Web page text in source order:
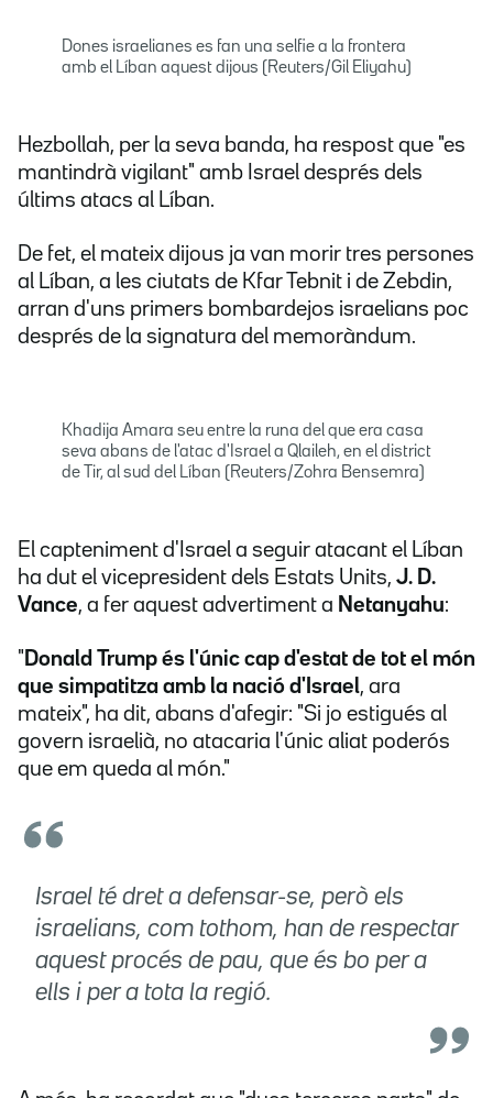
Dones israelianes es fan una selfie a la frontera
amb el Líban aquest dijous (Reuters/Gil Eliyahu)
Hezbollah, per la seva banda, ha respost que "es
mantindrà vigilant" amb Israel després dels
últims atacs al Líban.
De fet, el mateix dijous ja van morir tres persones
al Líban, a les ciutats de Kfar Tebnit i de Zebdin,
arran d'uns primers bombardejos israelians poc
després de la signatura del memoràndum.
Khadija Amara seu entre la runa del que era casa
seva abans de l'atac d'Israel a Qlaileh, en el district
de Tir, al sud del Líban (Reuters/Zohra Bensemra)
El capteniment d'Israel a seguir atacant el Líban
ha dut el vicepresident dels Estats Units, J. D.
Vance, a fer aquest advertiment a Netanyahu:
" Donald Trump és l'únic cap d'estat de tot el món
que simpatitza amb la nació d'Israel, ara
mateix", ha dit, abans d'afegir: "Si jo estigués al
govern israelià, no atacaria l'únic aliat poderós
que em queda al món."
Israel té dret a defensar-se, però els
israelians, com tothom, han de respectar
aquest procés de pau, que és bo per a
ells i per a tota la regió.